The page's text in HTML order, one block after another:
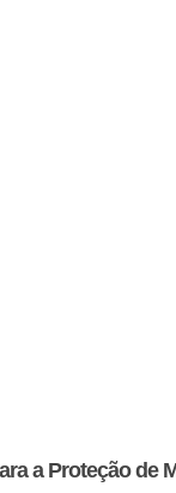
a Proteção de